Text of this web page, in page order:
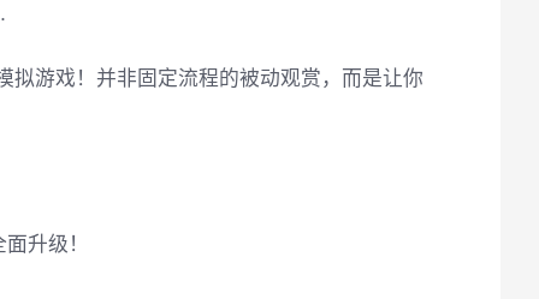
游戏！并非固定流程的被动观赏，而是让你
升级！